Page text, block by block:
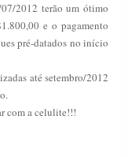
2012 terão um ótimo
e o pagamento
pré-datados no início
até setembro/2012
com a celulite!!!